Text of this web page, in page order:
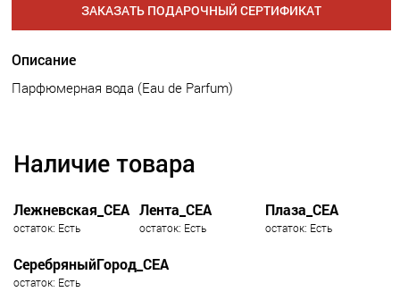
ЗАКАЗАТЬ ПОДАРОЧНЫЙ СЕРТИФИКАТ
Описание
Парфюмерная вода (Eau de Parfum)
Наличие товара
Лежневская_СЕА
остаток: Есть
Лента_СЕА
остаток: Есть
Плаза_СЕА
остаток: Есть
СеребряныйГород_СЕА
остаток: Есть